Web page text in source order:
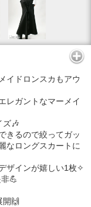
イドロンスカもアウ
レガントなマーメイ
ズ🎶
きるので絞ってガッ
なロングスカートに
ザインが嬉しい1枚✧︎
💪
開🙌